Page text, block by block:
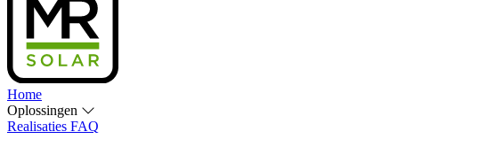
Home
Oplossingen
Realisaties FAQ